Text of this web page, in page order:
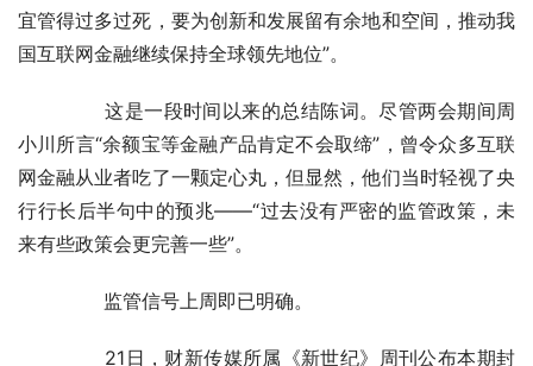
宜管得过多过死，要为创新和发展留有余地和空间，推动我
国互联网金融继续保持全球领先地位”。
小川所言“余额宝等金融产品肯定不会取缔”，曾令众多互联
网金融从业者吃了一颗定心丸，但显然，他们当时轻视了央
行行长后半句中的预兆——“过去没有严密的监管政策，未
来有些政策会更完善一些”。
	　　监管信号上周即已明确。